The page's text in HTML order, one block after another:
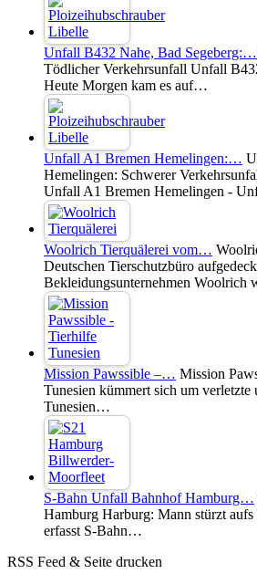
Unfall B432 Nahe, Bad Segeberg:…
Tödlicher Verkehrsunfall Unfall
Heute Morgen kam es auf…
Unfall A1 Bremen Hemelingen:…
Hemelingen: Schwerer
Unfall A1 Bremen Hemelingen -
Woolrich Tierquälerei vom…
Deutschen Tierschutzbüro
Bekleidungsunternehmen Woolrich
Mission Pawssible –… Mission
Tunesien kümmert sich um verletzte
Tunesien…
S-Bahn Unfall Bahnhof Hamburg…
Hamburg Harburg: Mann stürzt
erfasst S-Bahn…
RSS Feed & Seite drucken